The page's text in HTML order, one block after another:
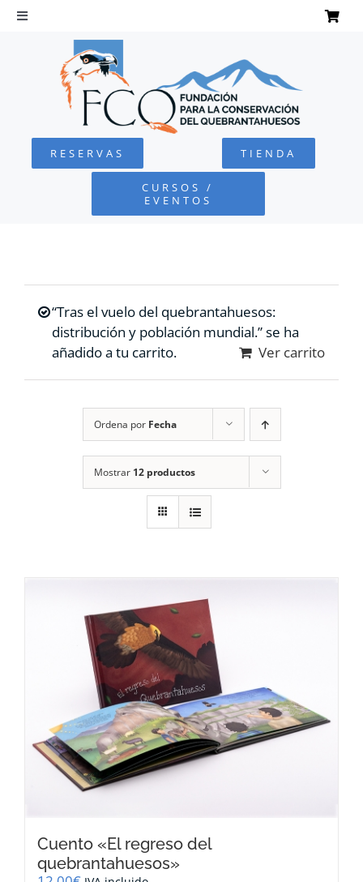
Saltar
Toggle
Navigation
QUEBRANTAHUESOS
FUNDACIÓN
COLABORA
RECURSOS
CONTACTO
RESERVAS TIENDA
CURSOS /
EVENTOS
“Tras el vuelo del quebrantahuesos:
distribución y población mundial.” se ha
añadido a tu carrito.
Ver carrito
Ordena por Fecha
Mostrar 12 productos
Cuento «El regreso del
quebrantahuesos»